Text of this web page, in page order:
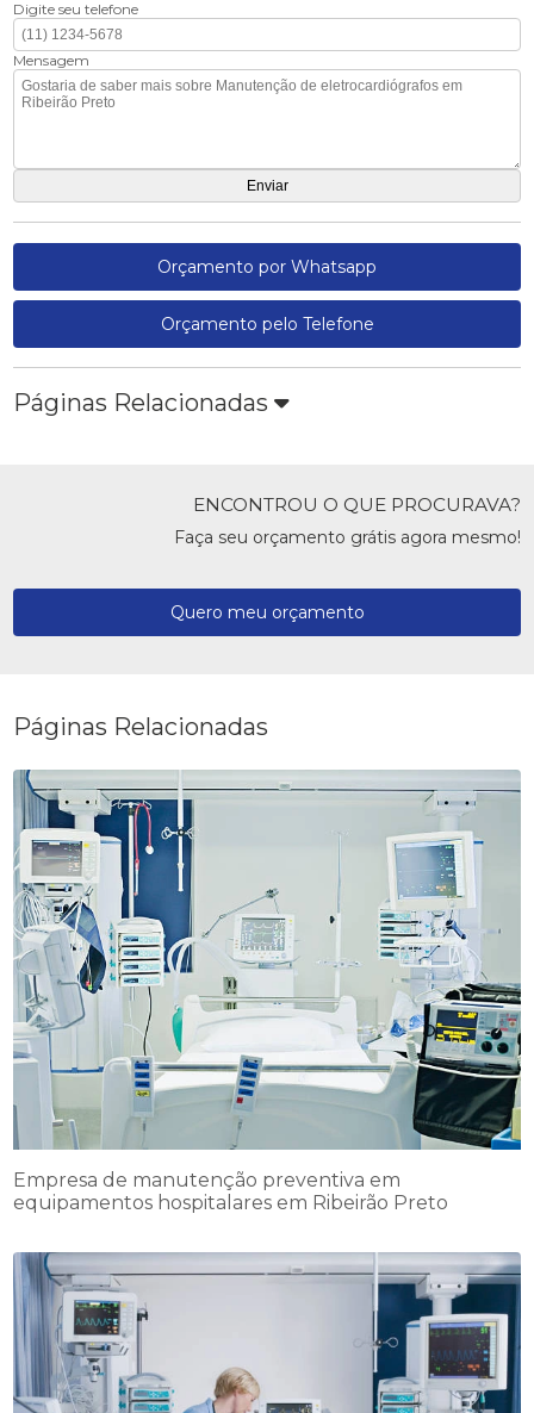
Digite seu telefone
Mensagem
Orçamento por Whatsapp
Orçamento pelo Telefone
Páginas Relacionadas
ENCONTROU O QUE PROCURAVA?
Faça seu orçamento grátis agora mesmo!
Quero meu orçamento
Páginas Relacionadas
Empresa de manutenção preventiva em
equipamentos hospitalares em Ribeirão Preto